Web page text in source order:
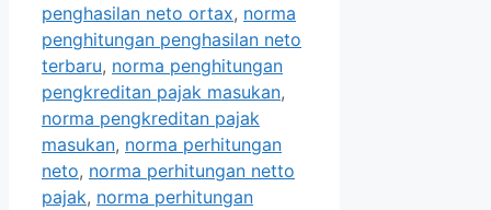
penghasilan neto ortax, norma
penghitungan penghasilan neto
terbaru, norma penghitungan
pengkreditan pajak masukan,
norma pengkreditan pajak
masukan, norma perhitungan
neto, norma perhitungan netto
pajak, norma perhitungan